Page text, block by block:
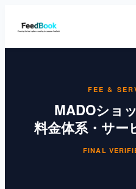
FEE &
MADOショ
料金体系・サー
FINAL